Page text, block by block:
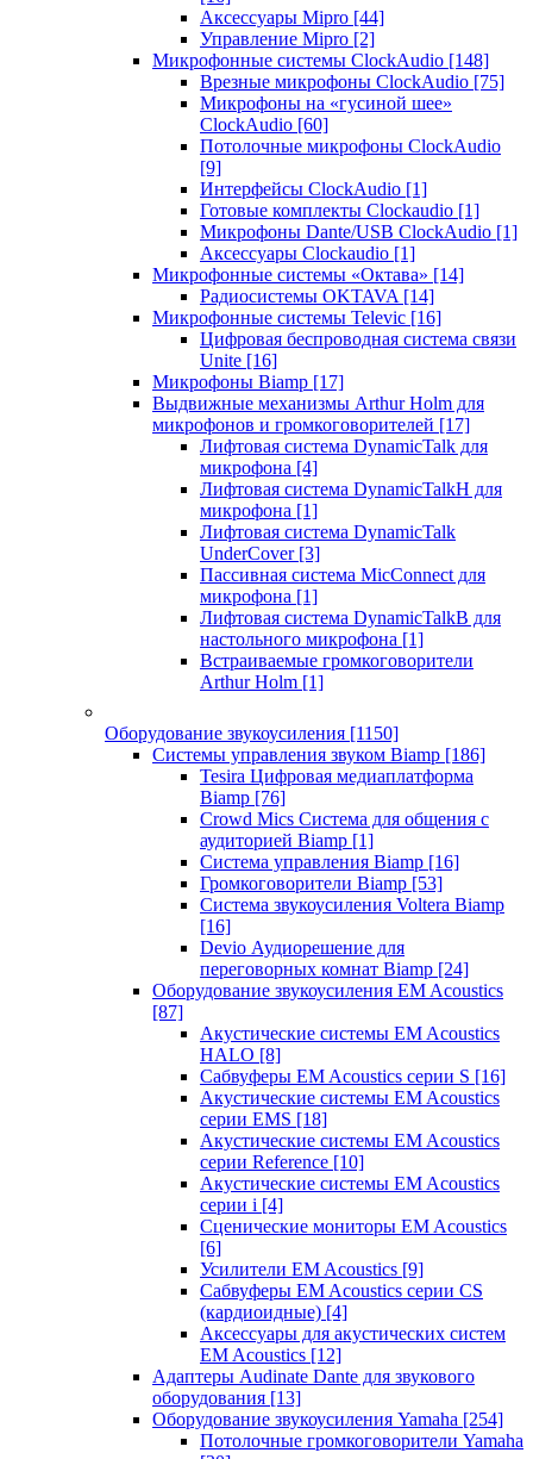
Аксессуары Mipro [44]
Управление Mipro [2]
Микрофонные системы ClockAudio [148]
Врезные микрофоны ClockAudio [75]
Микрофоны на «гусиной шее»
ClockAudio [60]
Потолочные микрофоны ClockAudio
[9]
Интерфейсы ClockAudio [1]
Готовые комплекты Clockaudio [1]
Микрофоны Dante/USB ClockAudio [1]
Аксессуары Clockaudio [1]
Микрофонные системы «Октава» [14]
Радиосистемы OKTAVA [14]
Микрофонные системы Televic [16]
Цифровая беспроводная система связи
Unite [16]
Микрофоны Biamp [17]
Выдвижные механизмы Arthur Holm для
микрофонов и громкоговорителей [17]
Лифтовая система DynamicTalk для
микрофона [4]
Лифтовая система DynamicTalkH для
микрофона [1]
Лифтовая система DynamicTalk
UnderCover [3]
Пассивная система MicConnect для
микрофона [1]
Лифтовая система DynamicTalkB для
настольного микрофона [1]
Встраиваемые громкоговорители
Arthur Holm [1]
Оборудование звукоусиления [1150]
Системы управления звуком Biamp [186]
Tesira Цифровая медиаплатформа
Biamp [76]
Crowd Mics Система для общения с
аудиторией Biamp [1]
Система управления Biamp [16]
Громкоговорители Biamp [53]
Система звукоусиления Voltera Biamp
[16]
Devio Аудиорешение для
переговорных комнат Biamp [24]
Оборудование звукоусиления EM Acoustics
[87]
Акустические системы EM Acoustics
HALO [8]
Сабвуферы EM Acoustics серии S [16]
Акустические системы EM Acoustics
серии EMS [18]
Акустические системы EM Acoustics
серии Reference [10]
Акустические системы EM Acoustics
серии i [4]
Сценические мониторы EM Acoustics
[6]
Усилители EM Acoustics [9]
Сабвуферы EM Acoustics серии CS
(кардиоидные) [4]
Аксессуары для акустических систем
EM Acoustics [12]
Адаптеры Audinate Dante для звукового
оборудования [13]
Оборудование звукоусиления Yamaha [254]
Потолочные громкоговорители Yamaha